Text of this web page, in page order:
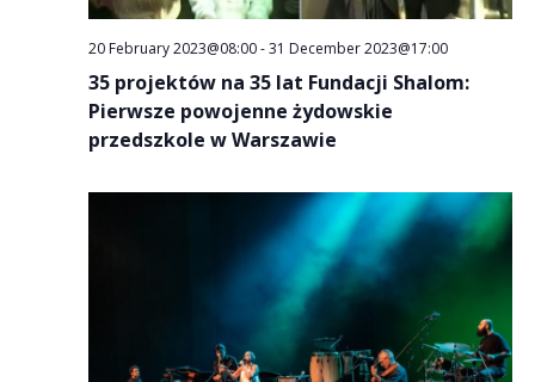
20 February 2023@08:00-31 December 2023@17:00
35 projektów na 35 lat Fundacji Shalom:
Pierwsze powojenne żydowskie
przedszkole w Warszawie